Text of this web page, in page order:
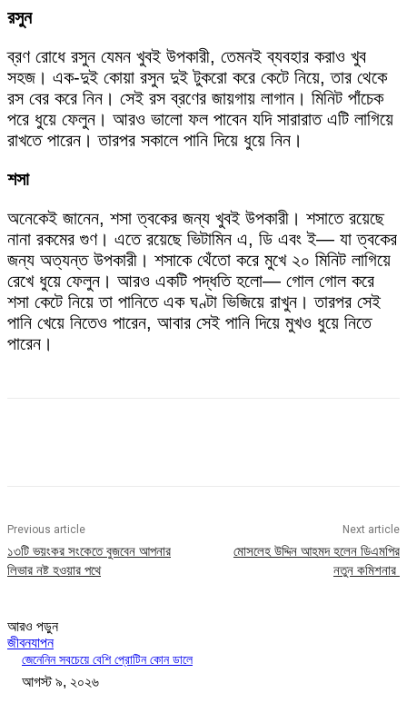
রসুন
ব্রণ রোধে রসুন যেমন খুবই উপকারী, তেমনই ব্যবহার করাও খুব
সহজ। এক-দুই কোয়া রসুন দুই টুকরো করে কেটে নিয়ে, তার থেকে
রস বের করে নিন। সেই রস ব্রণের জায়গায় লাগান। মিনিট পাঁচেক
পরে ধুয়ে ফেলুন। আরও ভালো ফল পাবেন যদি সারারাত এটি লাগিয়ে
রাখতে পারেন। তারপর সকালে পানি দিয়ে ধুয়ে নিন।
শসা
অনেকেই জানেন, শসা ত্বকের জন্য খুবই উপকারী। শসাতে রয়েছে
নানা রকমের গুণ। এতে রয়েছে ভিটামিন এ, ডি এবং ই— যা ত্বকের
জন্য অত্যন্ত উপকারী। শসাকে থেঁতো করে মুখে ২০ মিনিট লাগিয়ে
রেখে ধুয়ে ফেলুন। আরও একটি পদ্ধতি হলো— গোল গোল করে
শসা কেটে নিয়ে তা পানিতে এক ঘণ্টা ভিজিয়ে রাখুন। তারপর সেই
পানি খেয়ে নিতেও পারেন, আবার সেই পানি দিয়ে মুখও ধুয়ে নিতে
পারেন।
Previous article
১৩টি ভয়ংকর সংকেতে বুজবেন আপনার
লিভার নষ্ট হওয়ার পথে
Next article
মোসলেহ উদ্দিন আহমদ হলেন ডিএমপির
নতুন কমিশনার
আরও পড়ুন
জীবনযাপন
জেনেনিন সবচেয়ে বেশি প্রোটিন কোন ডালে
আগস্ট ৯, ২০২৬